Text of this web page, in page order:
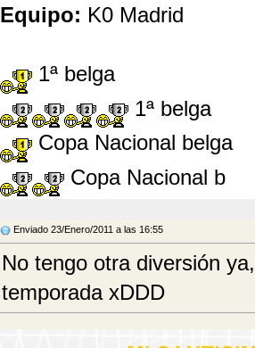
Equipo: K0 Madrid
1ª belga
1ª belga
Copa Nacional belga
Copa Nacional b
Enviado 23/Enero/2011 a las 16:55
No tengo otra diversión
temporada xDDD